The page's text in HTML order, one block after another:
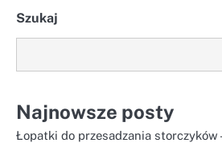
Szukaj
Najnowsze posty
Łopatki do przesadzania storczyków